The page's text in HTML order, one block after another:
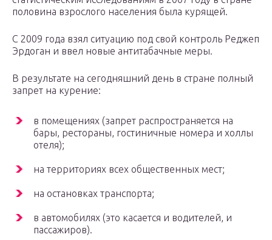
половина взрослого населения была курящей.
С 2009 года взял ситуацию под свой контроль Реджеп
Эрдоган и ввел новые антитабачные меры.
В результате на сегодняшний день в стране полный
запрет на курение:
в помещениях (запрет распространяется на
бары, рестораны, гостиничные номера и холлы
отеля);
на территориях всех общественных мест;
на остановках транспорта;
в автомобилях (это касается и водителей, и
пассажиров).